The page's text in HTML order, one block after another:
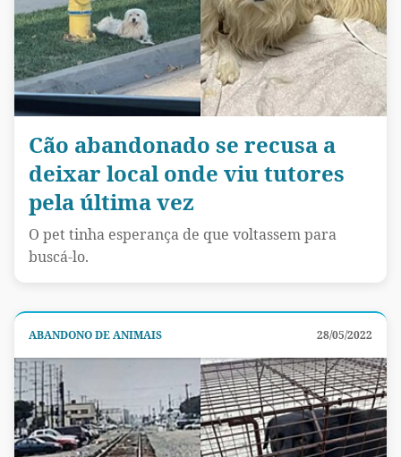
Cão abandonado se recusa a
deixar local onde viu tutores
pela última vez
O pet tinha esperança de que voltassem para
buscá-lo.
ABANDONO DE ANIMAIS 28/05/2022